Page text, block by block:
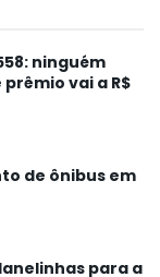
ninguém
vai a R$
de ônibus em
para a